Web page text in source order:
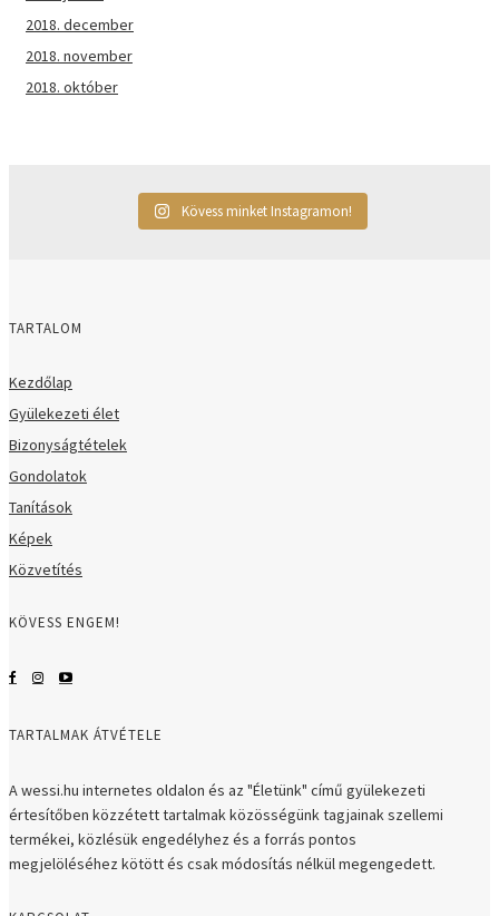
2018. december
2018. november
2018. október
Kövess minket Instagramon!
TARTALOM
Kezdőlap
Gyülekezeti élet
Bizonyságtételek
Gondolatok
Tanítások
Képek
Közvetítés
KÖVESS ENGEM!
TARTALMAK ÁTVÉTELE
A wessi.hu internetes oldalon és az "Életünk" című gyülekezeti
értesítőben közzétett tartalmak közösségünk tagjainak szellemi
termékei, közlésük engedélyhez és a forrás pontos
megjelöléséhez kötött és csak módosítás nélkül megengedett.